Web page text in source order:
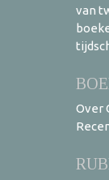
van
Over